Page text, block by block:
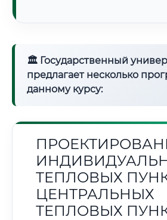
🏛 Государственный
предлагает несколько
данному курсу:
ТЕПЛОВЫХ
ЦЕНТРАЛЬНЫХ
ТЕПЛОВЫХ